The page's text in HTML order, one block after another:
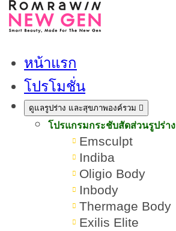
หน้าแรก
โปรโมชั่น
ดูแลรูปร่าง และสุขภาพองค์รวม
โปรแกรมกระชับสัดส่วนรูปร่าง
Emsculpt
Indiba
Oligio Body
Inbody
Thermage Body
Exilis Elite